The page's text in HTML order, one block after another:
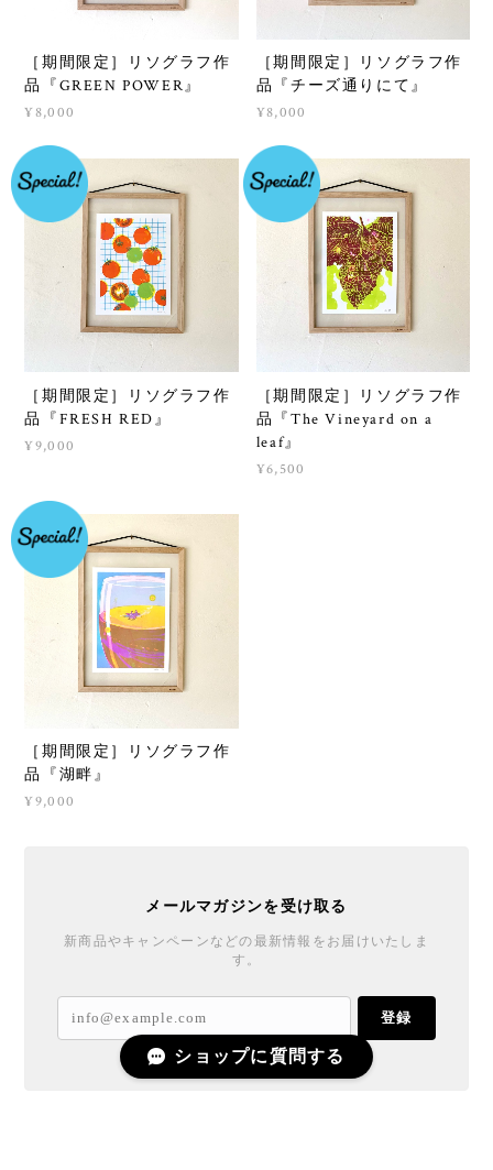
［期間限定］リソグラフ作
品『GREEN POWER』
¥8,000
［期間限定］リソグラフ作
品『チーズ通りにて』
¥8,000
［期間限定］リソグラフ作
品『FRESH RED』
¥9,000
［期間限定］リソグラフ作
品『The Vineyard on a
leaf』
¥6,500
［期間限定］リソグラフ作
品『湖畔』
¥9,000
メールマガジンを受け取る
新商品やキャンペーンなどの最新情報をお届けいたしま
す。
登録
ショップに質問する